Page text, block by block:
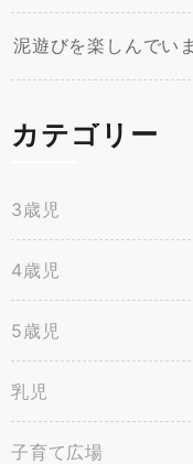
泥遊びを楽しんでい
カテゴリー
3歳児
4歳児
5歳児
乳児
子育て広場